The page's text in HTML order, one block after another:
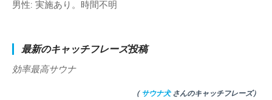
男性: 実施あり。時間不明
最新のキャッチフレーズ投稿
効率最高サウナ
（ サウナ犬 さんのキャッチフレーズ）